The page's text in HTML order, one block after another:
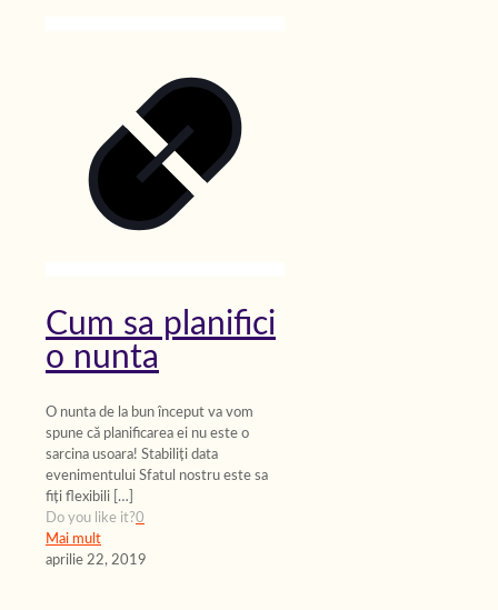
Cum sa planifici
o nunta
O nunta de la bun început va vom
spune că planificarea ei nu este o
sarcina usoara! Stabiliți data
evenimentului Sfatul nostru este sa
fiți flexibili […]
Do you like it?0
Mai mult
aprilie 22, 2019